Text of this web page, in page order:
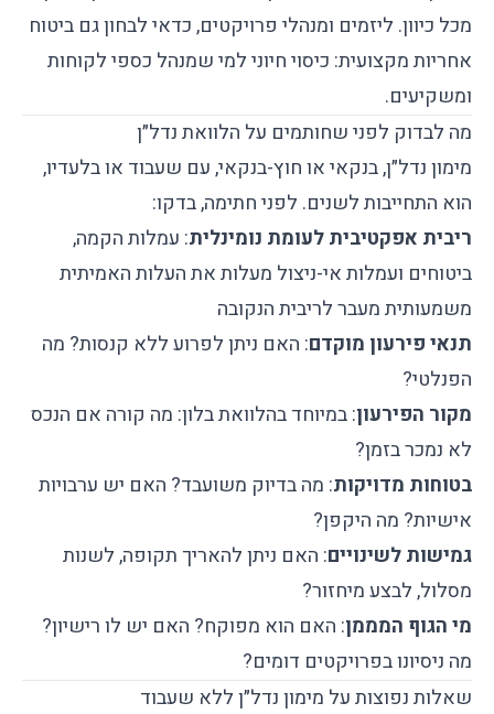
מכל כיוון. ליזמים ומנהלי פרויקטים, כדאי לבחון גם ביטוח
אחריות מקצועית: כיסוי חיוני למי שמנהל כספי לקוחות
ומשקיעים.
מה לבדוק לפני שחותמים על הלוואת נדל״ן
מימון נדל״ן, בנקאי או חוץ-בנקאי, עם שעבוד או בלעדיו,
הוא התחייבות לשנים. לפני חתימה, בדקו:
ריבית אפקטיבית לעומת נומינלית: עמלות הקמה,
ביטוחים ועמלות אי-ניצול מעלות את העלות האמיתית
משמעותית מעבר לריבית הנקובה
תנאי פירעון מוקדם: האם ניתן לפרוע ללא קנסות? מה
הפנלטי?
מקור הפירעון: במיוחד בהלוואת בלון: מה קורה אם הנכס
לא נמכר בזמן?
בטוחות מדויקות: מה בדיוק משועבד? האם יש ערבויות
אישיות? מה היקפן?
גמישות לשינויים: האם ניתן להאריך תקופה, לשנות
מסלול, לבצע מיחזור?
מי הגוף המממן: האם הוא מפוקח? האם יש לו רישיון?
מה ניסיונו בפרויקטים דומים?
שאלות נפוצות על מימון נדל״ן ללא שעבוד